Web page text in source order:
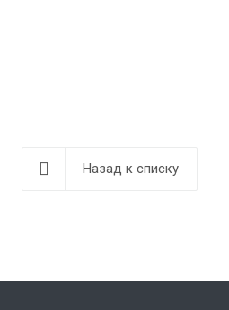
Назад к списку